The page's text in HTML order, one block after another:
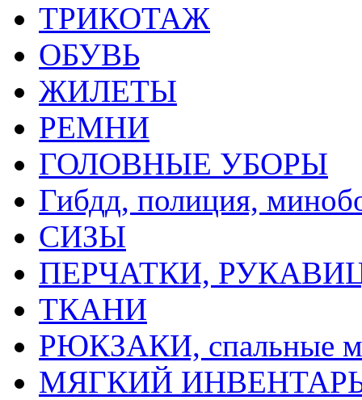
ТРИКОТАЖ
ОБУВЬ
ЖИЛЕТЫ
РЕМНИ
ГОЛОВНЫЕ УБОРЫ
Гибдд, полиция,
СИЗЫ
ПЕРЧАТКИ,
ТКАНИ
РЮКЗАКИ, спальные
МЯГКИЙ ИНВЕНТАРЬ,